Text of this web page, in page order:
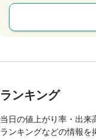
ランキング
当日の値上がり率・出来
ランキングなどの情報を